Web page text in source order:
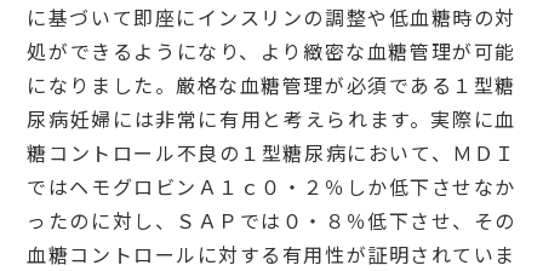
に基づいて即座にインスリンの調整や低血糖時の対
処ができるようになり、より緻密な血糖管理が可能
になりました。厳格な血糖管理が必須である１型糖
尿病妊婦には非常に有用と考えられます。実際に血
糖コントロール不良の１型糖尿病において、ＭＤＩ
ではヘモグロビンＡ１ｃ０・２％しか低下させなか
ったのに対し、ＳＡＰでは０・８％低下させ、その
血糖コントロールに対する有用性が証明されていま